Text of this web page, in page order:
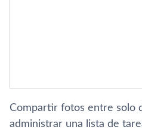
Compartir fotos entre solo
administrar una lista de